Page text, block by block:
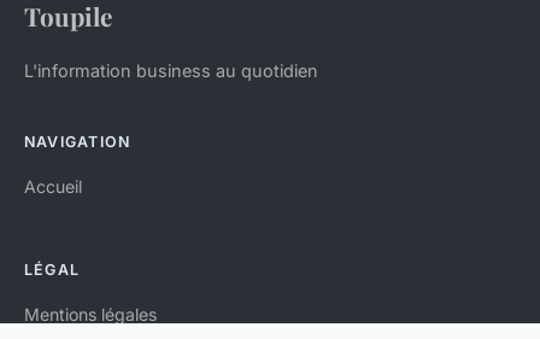
Toupile
L'information business au quotidien
NAVIGATION
Accueil
LÉGAL
Mentions légales